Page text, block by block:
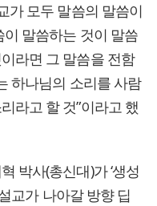
가 모두 말씀의 말씀이
말씀하는 것이 말씀
라면 그 말씀을 전함
하나님의 소리를 사람
라고 할 것”이라고 했
박사(총신대)가 ‘생성
교가 나아갈 방향 딥